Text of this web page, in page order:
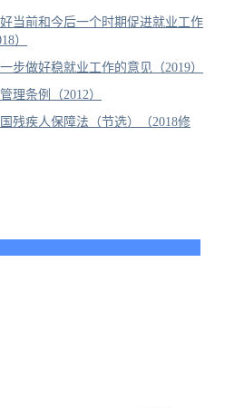
当前和今后一个时期促进就业工作
）
步做好稳就业工作的意见（2019）
理条例（2012）
残疾人保障法（节选）（2018修